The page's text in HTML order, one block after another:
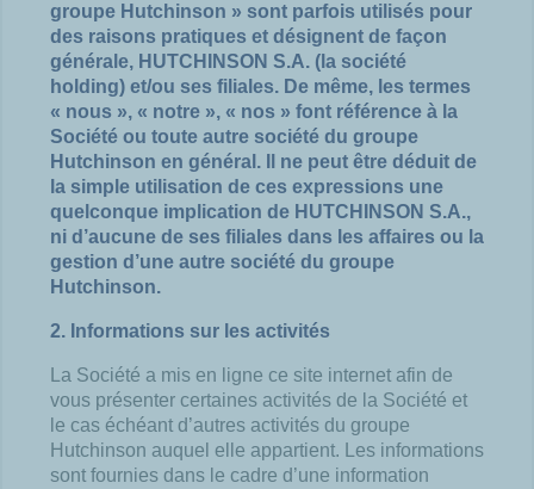
groupe Hutchinson » sont parfois utilisés pour
des raisons pratiques et désignent de façon
générale, HUTCHINSON S.A. (la société
holding) et/ou ses filiales. De même, les termes
« nous », « notre », « nos » font référence à la
Société ou toute autre société du groupe
Hutchinson en général. Il ne peut être déduit de
la simple utilisation de ces expressions une
quelconque implication de HUTCHINSON S.A.,
ni d’aucune de ses filiales dans les affaires ou la
gestion d’une autre société du groupe
Hutchinson.
2. Informations sur les activités
La Société a mis en ligne ce site internet afin de
vous présenter certaines activités de la Société et
le cas échéant d’autres activités du groupe
Hutchinson auquel elle appartient. Les informations
sont fournies dans le cadre d’une information